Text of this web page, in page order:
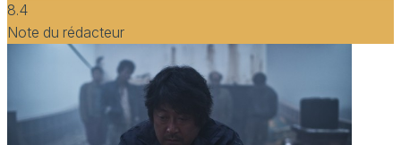
8.4
Note du rédacteur